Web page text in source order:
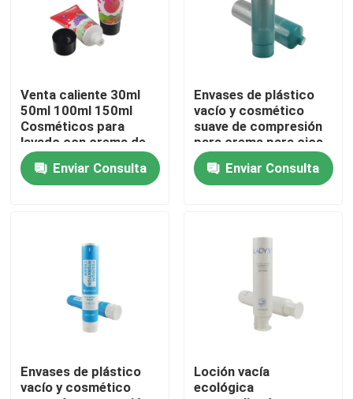
Sobre nosotros
Recorrido por la fábrica
Control de calidad
Solicitar una cita
Tubo cosmético
tubo cosmético vacío
Venta caliente 30ml
50ml 100ml 150ml
Cosméticos para
lavado con crema de
lavado Tubo blando
para loción corporal
crema para manos
Enviar Consulta
Envases de plástico
vacío y cosmético
suave de compresión
para crema para ojos
Enviar Consulta
Envases de plástico
vacío y cosmético
Loción vacía
ecológica